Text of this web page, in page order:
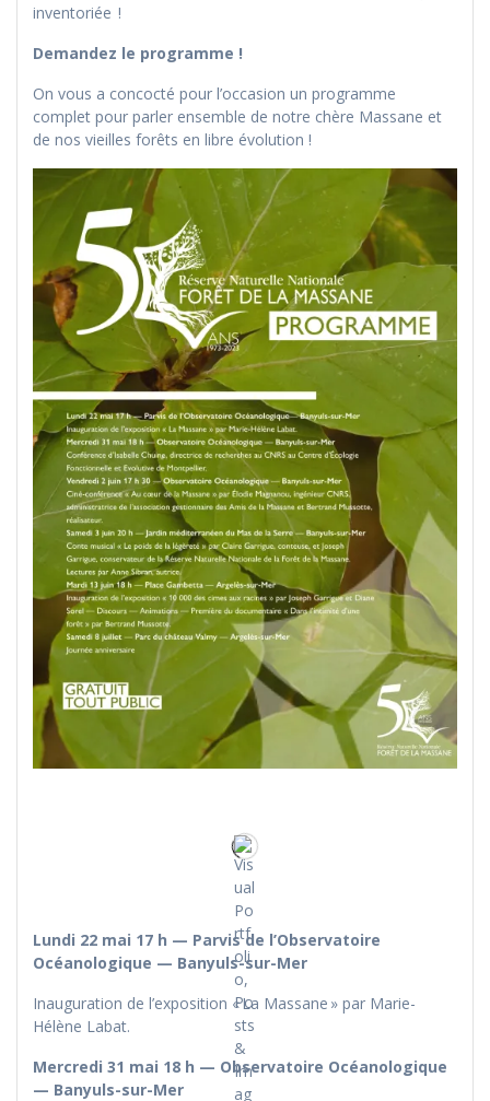
inventoriée !
Demandez le programme !
On vous a concocté pour l’occasion un programme
complet pour parler ensemble de notre chère Massane et
de nos vieilles forêts en libre évolution !
Lundi 22 mai 17 h — Parvis de l’Observatoire
Océanologique — Banyuls-sur-Mer
Inauguration de l’exposition « La Massane » par Marie-
Hélène Labat.
Mercredi 31 mai 18 h — Observatoire Océanologique
— Banyuls-sur-Mer